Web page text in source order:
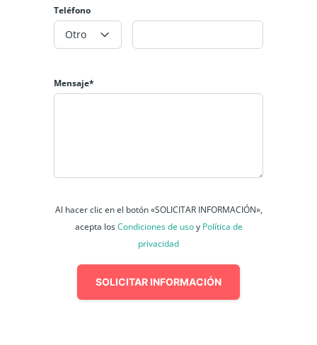
Teléfono
Otro
Mensaje*
Al hacer clic en el botón «SOLICITAR INFORMACIÓN»,
acepta losCondiciones de usoy Política de
privacidad
SOLICITAR INFORMACIÓN